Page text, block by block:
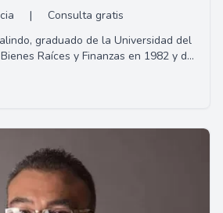
|
Consulta gratis
graduado de la Universidad del
Raíces y Finanzas en 1982 y de
raíces en California por más de